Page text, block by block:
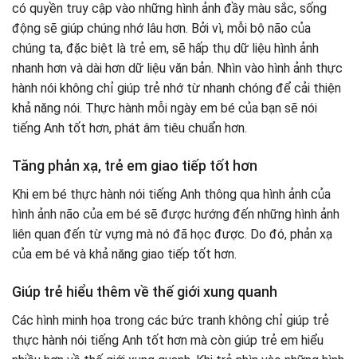
có quyền truy cập vào những hình ảnh đầy màu sắc, sống
động sẽ giúp chúng nhớ lâu hơn. Bởi vì, mỗi bộ não của
chúng ta, đặc biệt là trẻ em, sẽ hấp thụ dữ liệu hình ảnh
nhanh hơn và dài hơn dữ liệu văn bản. Nhìn vào hình ảnh thực
hành nói không chỉ giúp trẻ nhớ từ nhanh chóng để cải thiện
khả năng nói. Thực hành mỗi ngày em bé của bạn sẽ nói
tiếng Anh tốt hơn, phát âm tiêu chuẩn hơn.
Tăng phản xạ, trẻ em giao tiếp tốt hơn
Khi em bé thực hành nói tiếng Anh thông qua hình ảnh của
hình ảnh não của em bé sẽ được hướng đến những hình ảnh
liên quan đến từ vựng mà nó đã học được. Do đó, phản xạ
của em bé và khả năng giao tiếp tốt hơn.
Giúp trẻ hiểu thêm về thế giới xung quanh
Các hình minh họa trong các bức tranh không chỉ giúp trẻ
thực hành nói tiếng Anh tốt hơn mà còn giúp trẻ em hiểu